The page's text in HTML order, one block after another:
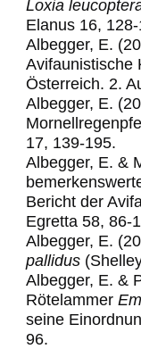
Loxia
Elanus 16,
Albegger, E.
Avifaunistische
Österreich. 2.
Albegger, E.
17, 139-195.
Albegger, E. &
Bericht der
Egretta 58, 86-
Albegger, E.
pallidus
Albegger, E. &
Rötelammer
seine
96.